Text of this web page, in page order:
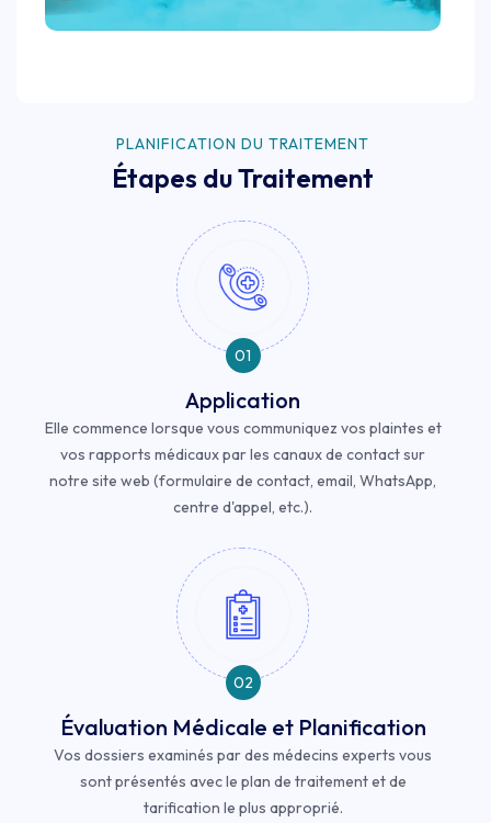
PLANIFICATION DU TRAITEMENT
Étapes du Traitement
01
Application
Elle commence lorsque vous communiquez vos plaintes et
vos rapports médicaux par les canaux de contact sur
notre site web (formulaire de contact, email, WhatsApp,
centre d'appel, etc.).
02
Évaluation Médicale et Planification
Vos dossiers examinés par des médecins experts vous
sont présentés avec le plan de traitement et de
tarification le plus approprié.